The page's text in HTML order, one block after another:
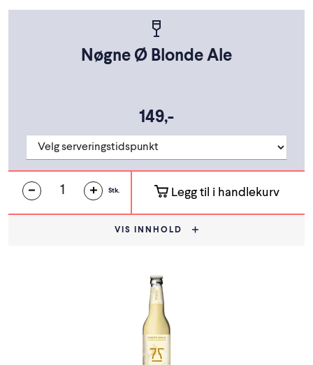
Nøgne Ø Blonde Ale
149,-
Stk. Legg til i handlekurv
VIS INNHOLD